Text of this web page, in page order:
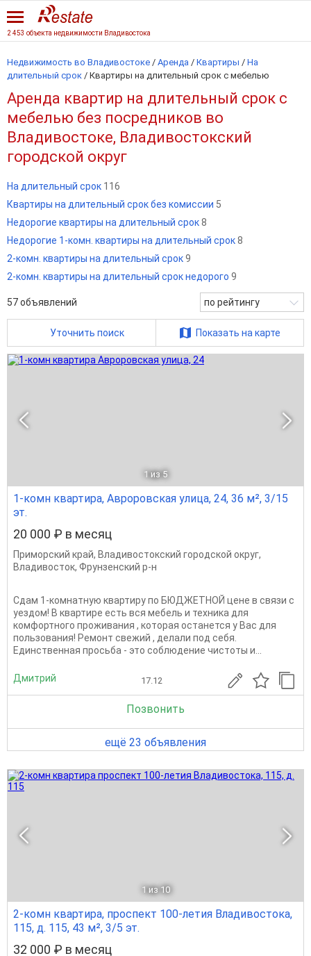
2 453 объекта недвижимости Владивостока
Недвижимость во Владивостоке / Аренда / Квартиры / На
длительный срок / Квартиры на длительный срок с мебелью
Аренда квартир на длительный срок с
мебелью без посредников во
Владивостоке, Владивостокский
городской округ
На длительный срок 116
Квартиры на длительный срок без комиссии 5
Недорогие квартиры на длительный срок8
Недорогие 1-комн. квартиры на длительный срок8
2-комн. квартиры на длительный срок9
2-комн. квартиры на длительный срок недорого 9
57объявлений по рейтингу
Уточнить поиск Показать на карте
1 из 5
1-комн квартира, Авроровская улица, 24, 36 м², 3/15
эт.
20 000 ₽ в месяц
Приморский край, Владивостокский городской округ,
Владивосток, Фрунзенский р-н
Сдам 1-комнатную квартиру по БЮДЖЕТНОЙ цене в связи с
уездом! В квартире есть вся мебель и техника для
комфортного проживания , которая останется у Вас для
пользования! Ремонт свежий , делали под себя.
Единственная просьба - это соблюдение чистоты и...
Дмитрий 17.12
Позвонить
ещё 23 объявления
1 из 10
2-комн квартира, проспект 100-летия Владивостока,
115, д. 115, 43 м², 3/5 эт.
32 000 ₽ в месяц